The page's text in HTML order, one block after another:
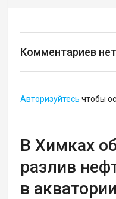
Комментариев нет
Авторизуйтесь чтобы
В Химках
разлив
в